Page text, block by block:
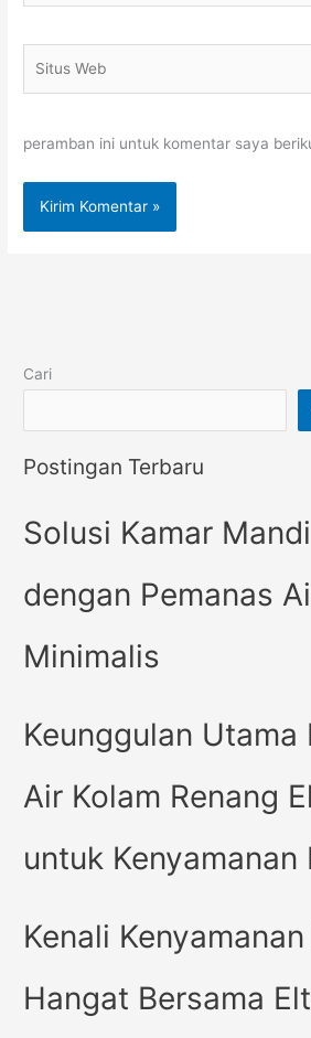
Web
peramban ini untuk komentar saya
Cari
Postingan Terbaru
Solusi Kamar
dengan Pemanas
Minimalis
Keunggulan Utama
Air Kolam Renang
untuk Kenyamanan
Kenali
Hangat Bersama